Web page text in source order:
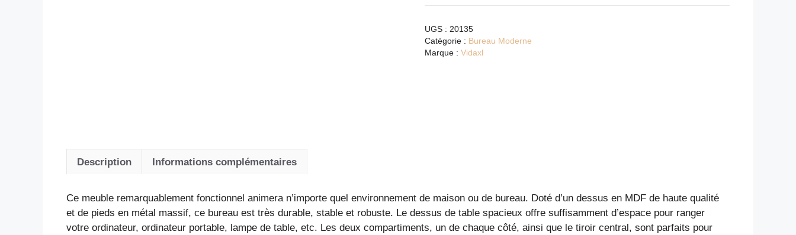
Bureau
chêne
et
moderne
UGS : 20135
Catégorie : Bureau Moderne
Marque : Vidaxl
Description Informations complémentaires
Ce meuble remarquablement fonctionnel animera n’importe quel environnement de maison ou de bureau. Doté d’un dessus en MDF de haute qualité
et de pieds en métal massif, ce bureau est très durable, stable et robuste. Le dessus de table spacieux offre suffisamment d’espace pour ranger
votre ordinateur, ordinateur portable, lampe de table, etc. Les deux compartiments, un de chaque côté, ainsi que le tiroir central, sont parfaits pour